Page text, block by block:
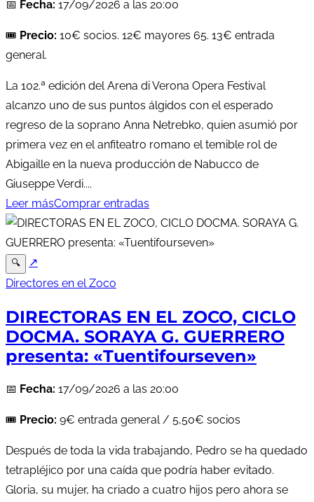
📅 Fecha: 17/09/2026 a las 20:00
🎟️ Precio: 10€ socios. 12€ mayores 65. 13€ entrada
general.
La 102.ª edición del Arena di Verona Opera Festival
alcanzo uno de sus puntos álgidos con el esperado
regreso de la soprano Anna Netrebko, quien asumió por
primera vez en el anfiteatro romano el temible rol de
Abigaille en la nueva producción de Nabucco de
Giuseppe Verdi....
Leer másComprar entradas
🔍
↗
Directores en el Zoco
DIRECTORAS EN EL ZOCO, CICLO
DOCMA. SORAYA G. GUERRERO
presenta: «Tuentifourseven»
📅 Fecha: 17/09/2026 a las 20:00
🎟️ Precio: 9€ entrada general / 5,50€ socios
Después de toda la vida trabajando, Pedro se ha quedado
tetrapléjico por una caída que podría haber evitado.
Gloria, su mujer, ha criado a cuatro hijos pero ahora se